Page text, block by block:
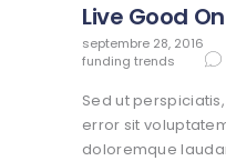
Live Good
septembre 28, 2016
funding trends
Sed ut
error sit
doloremque